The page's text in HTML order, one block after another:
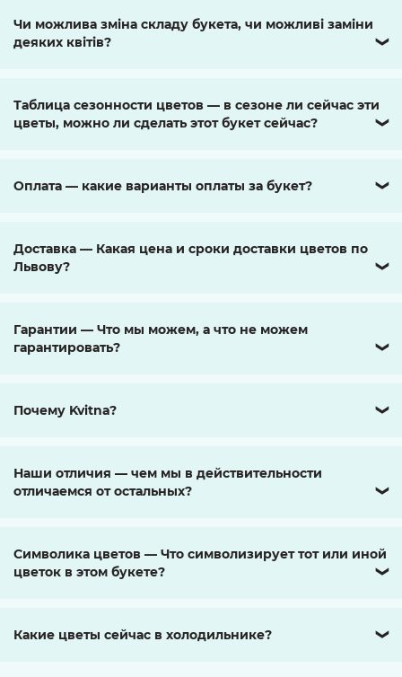
Чи можлива зміна складу букета, чи можливі заміни
деяких квітів?
❯
Таблица сезонности цветов — в сезоне ли сейчас эти
цветы, можно ли сделать этот букет сейчас?
❯
Оплата — какие варианты оплаты за букет? ❯
Доставка — Какая цена и сроки доставки цветов по
Львову?
❯
Гарантии — Что мы можем, а что не можем
гарантировать?
❯
Почему Kvitna? ❯
Наши отличия — чем мы в действительности
отличаемся от остальных?
❯
Символика цветов — Что символизирует тот или иной
цветок в этом букете?
❯
Какие цветы сейчас в холодильнике? ❯